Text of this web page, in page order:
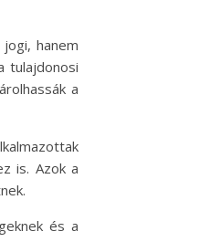
hanem
tulajdonosi
a
is. Azok a
és a